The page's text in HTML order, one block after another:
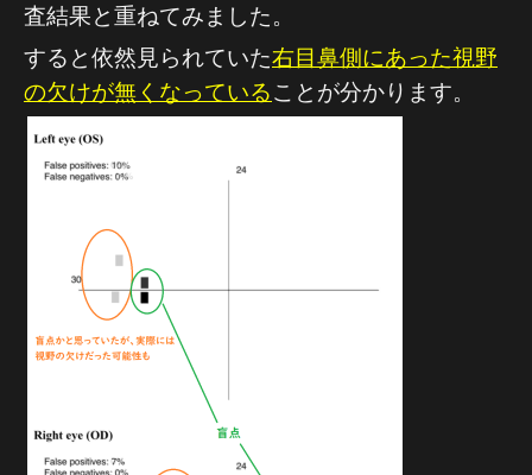
査結果と重ねてみました。
すると依然見られていた右目鼻側にあった視野
の欠けが無くなっていることが分かります。